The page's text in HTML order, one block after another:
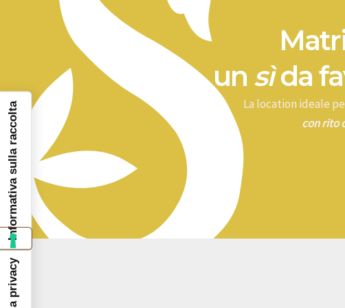
un sìda
La location ideale
con rito
Informativa sulla raccolta